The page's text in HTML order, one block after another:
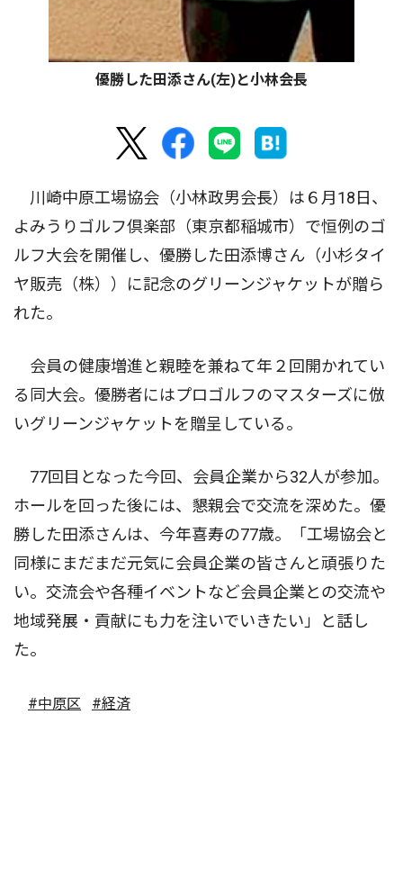
優勝した田添さん(左)と小林会長
川崎中原工場協会（小林政男会長）は６月18日、
よみうりゴルフ倶楽部（東京都稲城市）で恒例のゴ
ルフ大会を開催し、優勝した田添博さん（小杉タイ
ヤ販売（株））に記念のグリーンジャケットが贈ら
れた。
会員の健康増進と親睦を兼ねて年２回開かれてい
る同大会。優勝者にはプロゴルフのマスターズに倣
いグリーンジャケットを贈呈している。
77回目となった今回、会員企業から32人が参加。
ホールを回った後には、懇親会で交流を深めた。優
勝した田添さんは、今年喜寿の77歳。「工場協会と
同様にまだまだ元気に会員企業の皆さんと頑張りた
い。交流会や各種イベントなど会員企業との交流や
地域発展・貢献にも力を注いでいきたい」と話し
た。
#中原区 #経済